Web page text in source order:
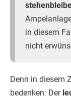
in diesem
nicht
Denn in diesem
bedenken: Der